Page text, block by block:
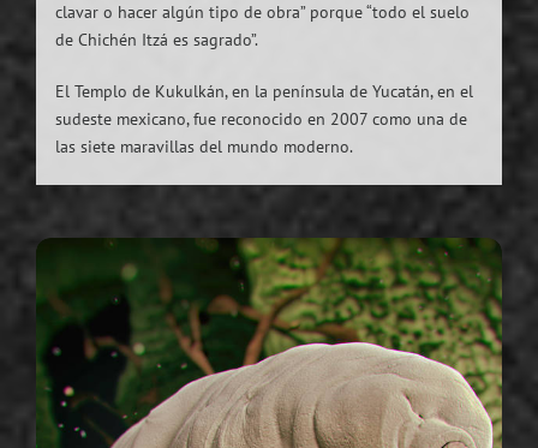
clavar o hacer algún tipo de obra” porque “todo el suelo
de Chichén Itzá es sagrado”.
El Templo de Kukulkán, en la península de Yucatán, en el
sudeste mexicano, fue reconocido en 2007 como una de
las siete maravillas del mundo moderno.